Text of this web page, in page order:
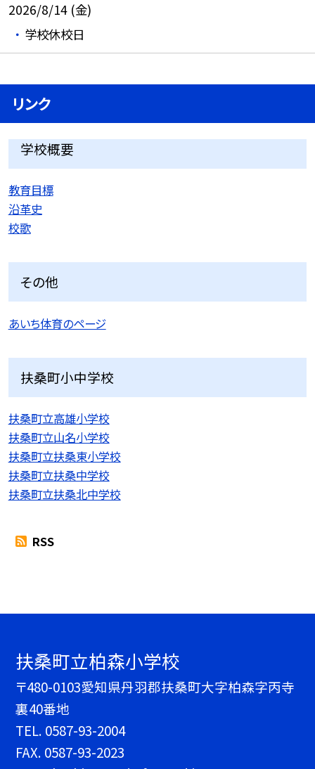
2026/8/14 (金)
学校休校日
リンク
学校概要
教育目標
沿革史
校歌
その他
あいち体育のページ
扶桑町小中学校
扶桑町立高雄小学校
扶桑町立山名小学校
扶桑町立扶桑東小学校
扶桑町立扶桑中学校
扶桑町立扶桑北中学校
RSS
扶桑町立柏森小学校
〒480-0103愛知県丹羽郡扶桑町大字柏森字丙寺
裏40番地
TEL. 0587-93-2004
FAX. 0587-93-2023